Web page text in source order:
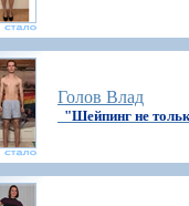
Голов Влад
"Шейпинг не